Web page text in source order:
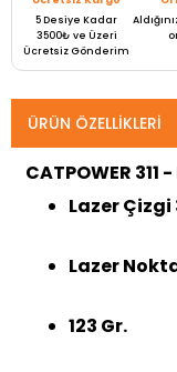
5 Desiye Kadar
3500₺ ve Üzeri
Ücretsiz Gönderim
ÜRÜN ÖZELLIKLERI
CATPOWER 311
Lazer Çizgi
Lazer
123 Gr.